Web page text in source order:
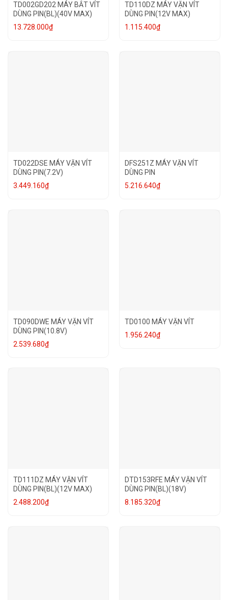
TD002GD202 MÁY BẮT VÍT
DÙNG PIN(BL)(40V MAX)
13.728.000₫
TD110DZ MÁY VẶN VÍT
DÙNG PIN(12V MAX)
1.115.400₫
TD022DSE MÁY VẶN VÍT
DÙNG PIN(7.2V)
3.449.160₫
DFS251Z MÁY VẶN VÍT
DÙNG PIN
5.216.640₫
TD090DWE MÁY VẶN VÍT
DÙNG PIN(10.8V)
2.539.680₫
TD0100 MÁY VẶN VÍT
1.956.240₫
TD111DZ MÁY VẶN VÍT
DÙNG PIN(BL)(12V MAX)
2.488.200₫
DTD153RFE MÁY VẶN VÍT
DÙNG PIN(BL)(18V)
8.185.320₫